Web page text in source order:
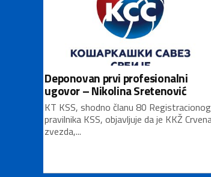
Deponovan prvi profesionalni
ugovor – Nikolina Sretenović
KT KSS, shodno članu 80 Registracionog
pravilnika KSS, objavljuje da je KKŽ
zvezda,...